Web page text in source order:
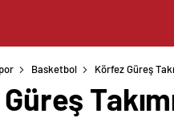
Basketbol Körfez Güreş